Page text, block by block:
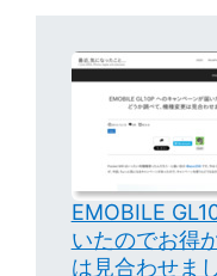
EMOBILE
いたのでお得
は見合わせま